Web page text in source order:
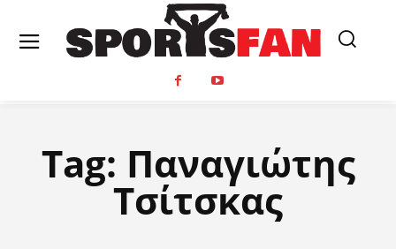
Tag: Παναγιώτης
Τσίτσκας